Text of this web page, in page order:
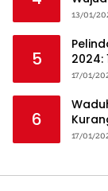
13/01/
5
2024:
17/01/
6
17/01/